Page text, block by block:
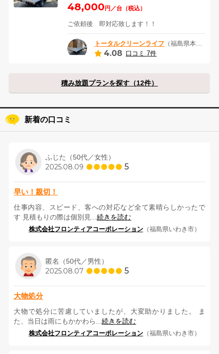
48,000 円／台（税込）
ご依頼後 即対応致します！！
トータルクリーンライフ （福島県本宮市）
4.08 口コミ 7件
積み放題プランを探す（12件）
新着の口コミ
ふじた（50代／女性）
2025.08.09 5
早い！親切！
仕事内容、スピード、客への対応など全て素晴らしかったで
す 見積もりの際は個別見...続きを読む
株式会社フロンティアコーポレーション（福島県いわき市）
匿名（50代／男性）
2025.08.07 5
大物処分
大物で処分に苦慮していましたが、大変助かりました。 ま
た、当日は雨にもかかわら...続きを読む
株式会社フロンティアコーポレーション（福島県いわき市）